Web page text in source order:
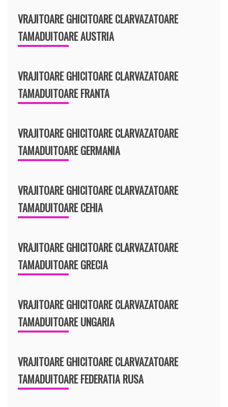
VRAJITOARE GHICITOARE CLARVAZATOARE
TAMADUITOARE AUSTRIA
VRAJITOARE GHICITOARE CLARVAZATOARE
TAMADUITOARE FRANTA
VRAJITOARE GHICITOARE CLARVAZATOARE
TAMADUITOARE GERMANIA
VRAJITOARE GHICITOARE CLARVAZATOARE
TAMADUITOARE CEHIA
VRAJITOARE GHICITOARE CLARVAZATOARE
TAMADUITOARE GRECIA
VRAJITOARE GHICITOARE CLARVAZATOARE
TAMADUITOARE UNGARIA
VRAJITOARE GHICITOARE CLARVAZATOARE
TAMADUITOARE FEDERATIA RUSA